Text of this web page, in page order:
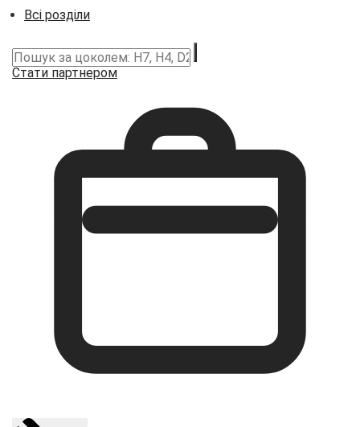
Всі розділи
Стати партнером